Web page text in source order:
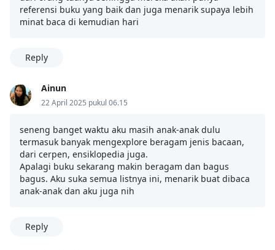
referensi buku yang baik dan juga menarik supaya lebih
minat baca di kemudian hari
Reply
Ainun
22 April 2025 pukul 06.15
seneng banget waktu aku masih anak-anak dulu
termasuk banyak mengexplore beragam jenis bacaan,
dari cerpen, ensiklopedia juga.
Apalagi buku sekarang makin beragam dan bagus
bagus. Aku suka semua listnya ini, menarik buat dibaca
anak-anak dan aku juga nih
Reply